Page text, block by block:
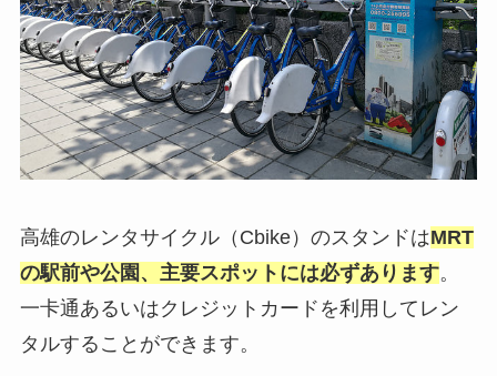
高雄のレンタサイクル（Cbike）のスタンドはMRT
の駅前や公園、主要スポットには必ずあります。
一卡通あるいはクレジットカードを利用してレン
タルすることができます。